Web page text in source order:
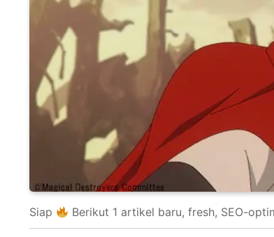
Siap Berikut 1 artikel baru, fresh, SEO-